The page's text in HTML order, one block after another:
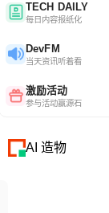
TECH DAILY
每日内容报纸化
DevFM
当天资讯听着看
激励活动
参与活动赢源石
AI 造物